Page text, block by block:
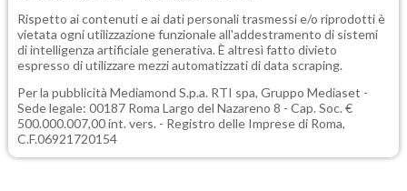
Rispetto ai contenuti e ai dati personali trasmessi e/o riprodotti è
vietata ogni utilizzazione funzionale all'addestramento di sistemi
di intelligenza artificiale generativa. È altresì fatto divieto
espresso di utilizzare mezzi automatizzati di data scraping.
Per la pubblicità Mediamond S.p.a. RTI spa, Gruppo Mediaset -
Sede legale: 00187 Roma Largo del Nazareno 8 - Cap. Soc. €
500.000.007,00 int. vers. - Registro delle Imprese di Roma,
C.F.06921720154